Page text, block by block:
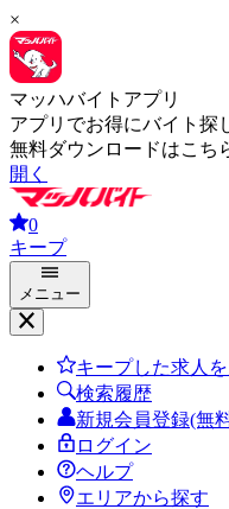
×
マッハバイトアプリ
アプリでお得にバイト探
無料ダウンロードはこち
開く
0
キープ
メニュー
キープした求人
検索履歴
新規会員登録(無
ログイン
ヘルプ
エリアから探す